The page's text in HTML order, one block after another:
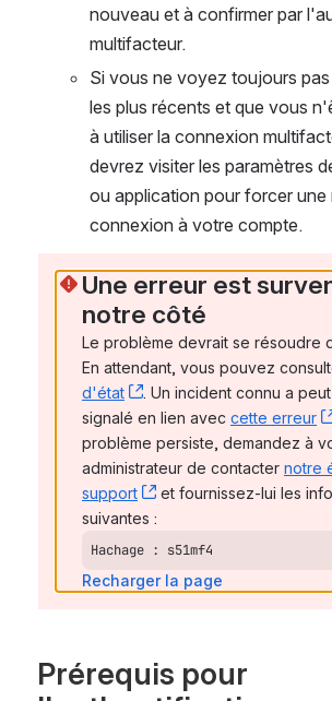
nouveau et à confirmer par
multifacteur.
Si vous ne voyez toujours
les plus récents et que vous
à utiliser la connexion
devrez visiter les paramètres
ou application pour forcer une
connexion à votre compte.
Une erreur est
notre côté
Le problème devrait se résoudre
En attendant, vous pouvez
d'état
, (opens new window)
. Un incident connu a
signalé en lien avec cette erreur
problème persiste, demandez à
administrateur de contacter notre
support
, (opens new window)
et fournissez-lui les
suivantes :
Hachage : s51mf4
Recharger la page
Prérequis pour